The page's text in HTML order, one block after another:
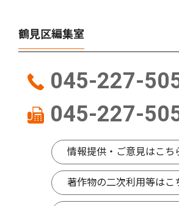
鶴見区編集室
045-227-
045-227-
情報提供・ご意見はこち
著作物の二次利用等はこ